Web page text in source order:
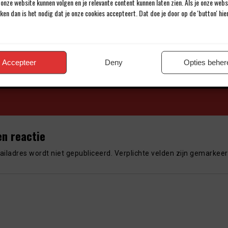
website kunnen volgen en je relevante content kunnen laten zien. Als je onze
dan is het nodig dat je onze cookies accepteert. Dat doe je door op de 'button'
Accepteer Deny Opties
Door Johannes Cornelis
Al meer dan 43 jaar een passie voor voetbal.
reactie
wordt niet gepubliceerd. Verplichte velden zijn